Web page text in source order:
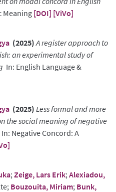
Meaning [DOI] [ViVo]
(2025) A register approach to
an experimental study of
In: English Language &
(2025) Less formal and more
the social meaning of negative
In: Negative Concord: A
; Zeige, Lars Erik; Alexiadou,
Bouzouita, Miriam; Bunk,